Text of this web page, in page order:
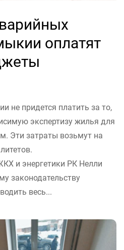
оплатят
не придется платить за то,
экспертизу жилья для
Эти затраты возьмут на
и энергетики РК Нелли
законодательству
весь...